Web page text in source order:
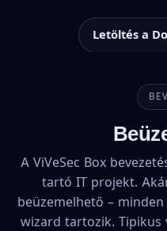
Letöltés a
A ViVeSec Box
tartó IT projekt.
beüzemelhető –
wizard tartozik. Tipikus